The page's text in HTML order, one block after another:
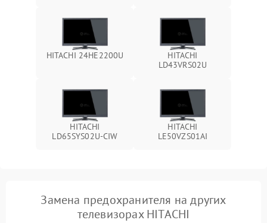
HITACHI 24HE2200U
HITACHI
LD43VRS02U
HITACHI
LD65SYS02U-CIW
HITACHI
LE50VZS01AI
Замена предохранителя на других
телевизорах HITACHI